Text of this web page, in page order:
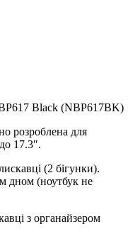
Black (NBP617BK)
розроблена для
17.3″.
(2 бігунки).
дном (ноутбук не
з органайзером